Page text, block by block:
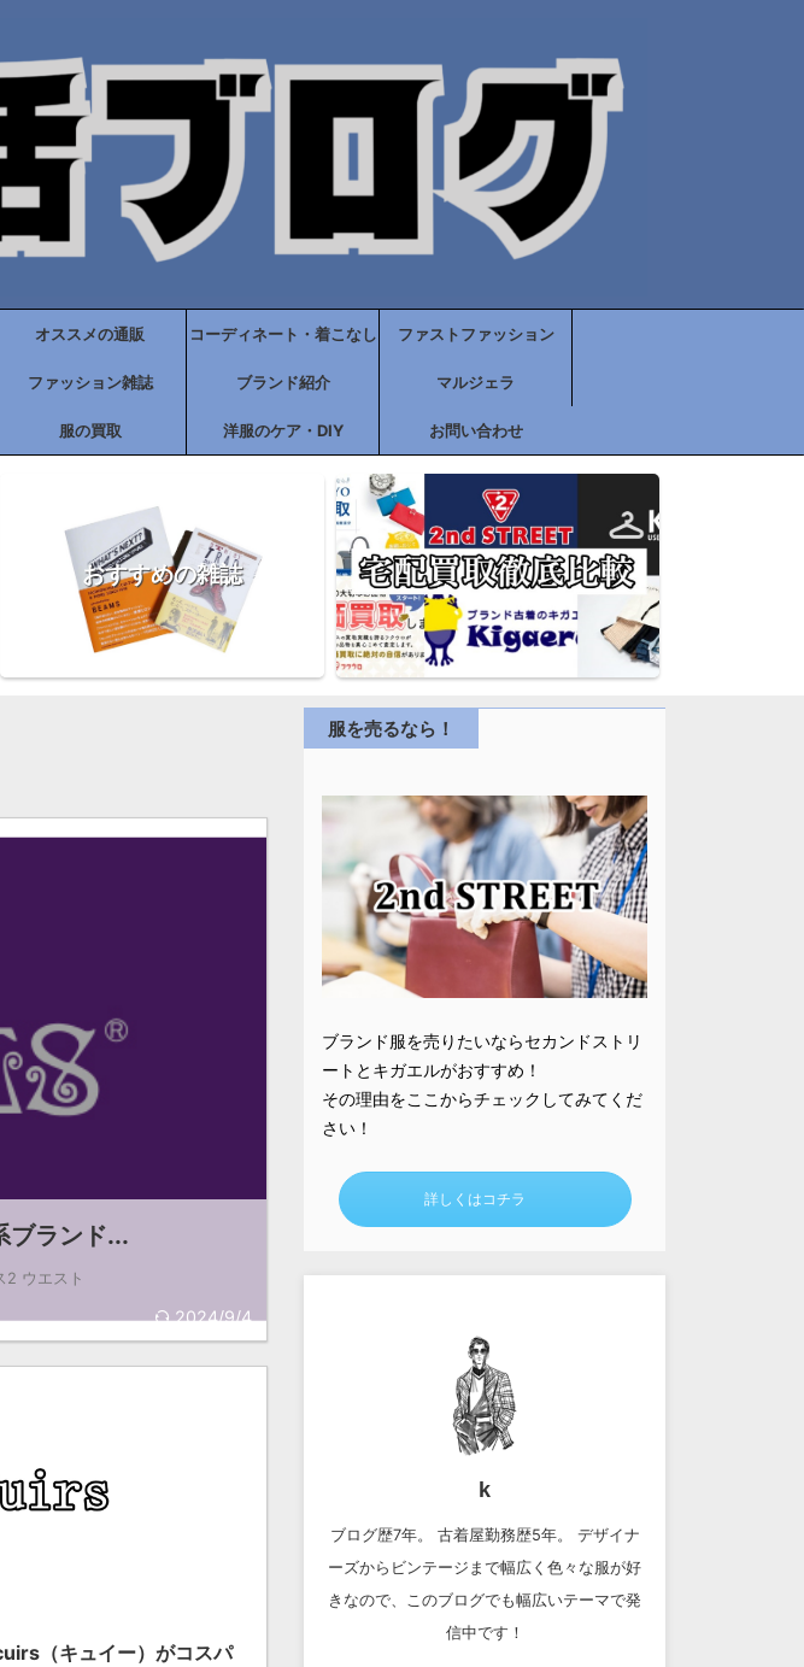
オススメの通販 コーディネート・着こなし ファストファッション
ファッション雑誌 ブランド紹介 マルジェラ
服の買取 洋服のケア・DIY お問い合わせ
おすすめの雑誌
2024/9/4
ブランド...
2 ウエスト
（キュイー）がコスパ
服を売るなら！
ブランド服を売りたいならセカンドストリ
ートとキガエルがおすすめ！
その理由をここからチェックしてみてくだ
さい！
詳しくはコチラ
k
ブログ歴7年。 古着屋勤務歴5年。 デザイナ
ーズからビンテージまで幅広く色々な服が好
きなので、このブログでも幅広いテーマで発
信中です！